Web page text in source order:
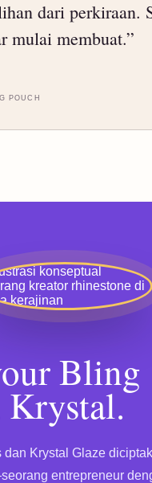
dari perkiraan.
mulai membuat.”
POUCH
Bling
Krystal.
dan Krystal Glaze
entrepreneur